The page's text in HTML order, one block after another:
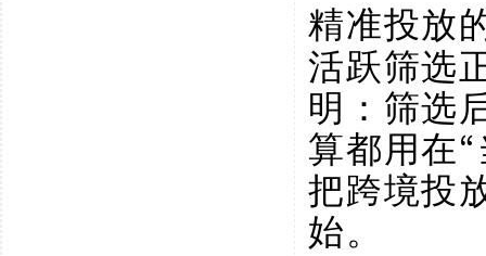
精准投放
活跃筛选
明：筛选
算都用在
把跨境投
始。